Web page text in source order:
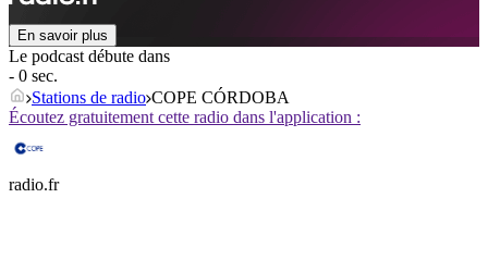
En savoir plus
Le podcast débute dans
- 0 sec.
Stations de radio COPE CÓRDOBA
Écoutez gratuitement cette radio dans l'application :
radio.fr